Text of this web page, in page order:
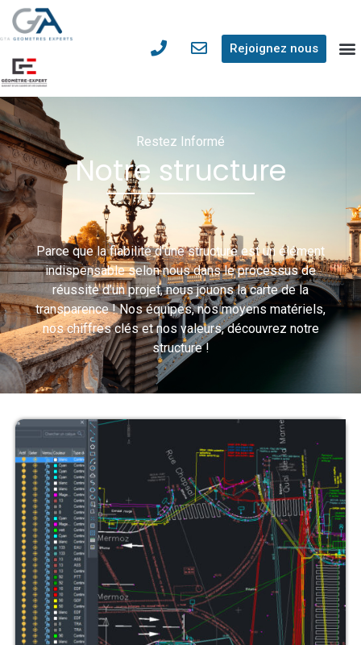
Rejoignez nous
Restez Informé
Notre structure
Parce que la fiabilité d’une structure est un élément
indispensable selon nous dans le processus de
réussite d’un projet, nous jouons la carte de la
transparence ! Nos équipes, nos moyens matériels,
nos chiffres clés et nos valeurs, découvrez notre
structure !